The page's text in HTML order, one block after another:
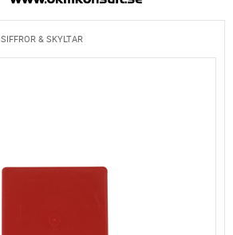
SIFFROR & SKYLTAR